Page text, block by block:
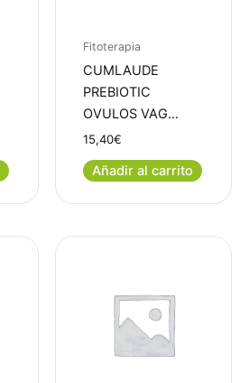
Fitoterapia
CUMLAUDE
PREBIOTIC
OVULOS VAG…
15,40€
Añadir al carrito